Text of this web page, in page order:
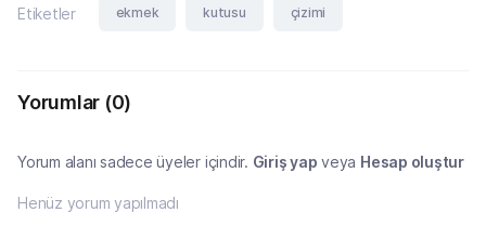
Etiketler ekmek kutusu çizimi
Yorumlar (0)
Yorum alanı sadece üyeler içindir. Giriş yap veya Hesap oluştur
Henüz yorum yapılmadı